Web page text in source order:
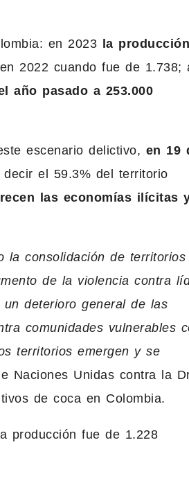
en 2023
la producción
2022 cuando fue de 1.738;
año pasado a 253.000
escenario delictivo, en 19
decir el 59.3% del territorio
las economías ilícitas
la consolidación de territorios
de la violencia contra
deterioro general de las
comunidades vulnerables
territorios emergen y se
Naciones Unidas contra la
de coca en Colombia.
producción fue de 1.228